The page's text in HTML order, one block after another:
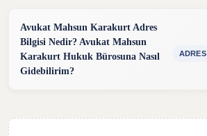
Email: av.mahsunkarakurt@gmail.com
cevap)
Avukat Mahsun Karakurt Adres
Bilgisi Nedir? Avukat Mahsun
Karakurt Hukuk Bürosuna Nasıl
Gidebilirim?
ADRES